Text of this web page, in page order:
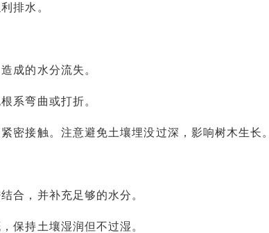
排水。
成的水分流失。
系弯曲或打折。
接触。注意避免土壤埋没过深，影响树木生长。
，并补充足够的水分。
持土壤湿润但不过湿。